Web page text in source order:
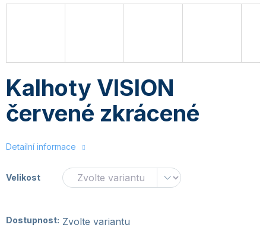
Kalhoty VISION
červené zkrácené
Detailní informace
Velikost
Dostupnost: Zvolte variantu